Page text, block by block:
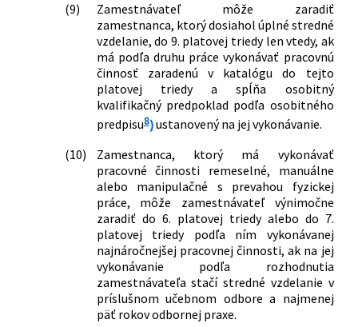
(9)
Zamestnávateľ môže zaradiť
zamestnanca, ktorý dosiahol úplné stredné
vzdelanie, do 9. platovej triedy len vtedy, ak
má podľa druhu práce vykonávať pracovnú
činnosť zaradenú v katalógu do tejto
platovej triedy a spĺňa osobitný
kvalifikačný predpoklad podľa osobitného
predpisu8)ustanovený na jej vykonávanie.
(10)
Zamestnanca, ktorý má vykonávať
pracovné činnosti remeselné, manuálne
alebo manipulačné s prevahou fyzickej
práce, môže zamestnávateľ výnimočne
zaradiť do 6. platovej triedy alebo do 7.
platovej triedy podľa ním vykonávanej
najnáročnejšej pracovnej činnosti, ak na jej
vykonávanie podľa rozhodnutia
zamestnávateľa stačí stredné vzdelanie v
príslušnom učebnom odbore a najmenej
päť rokov odbornej praxe.